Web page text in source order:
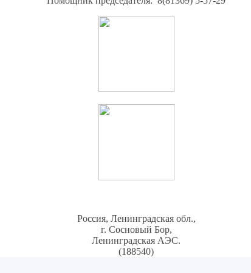
Россия, Ленинградская обл.,
г. Сосновый Бор,
Ленинградская АЭС.
(188540)